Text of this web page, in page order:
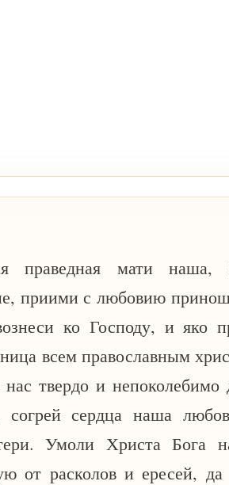
праведная мати наша,
приими с любовию
ко Господу, и яко
всем православным
твердо и непоколебимо
согрей сердца наша
Умоли Христа Бога
от расколов и ересей,